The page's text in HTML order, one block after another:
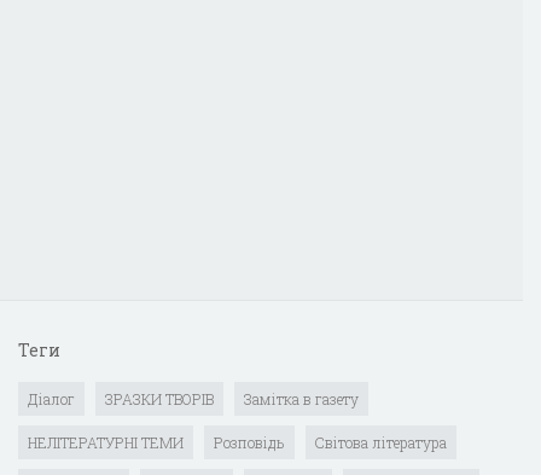
Теги
Діалог ЗРАЗКИ ТВОРІВ Замітка в газету
НЕЛІТЕРАТУРНІ ТЕМИ Розповідь Світова література